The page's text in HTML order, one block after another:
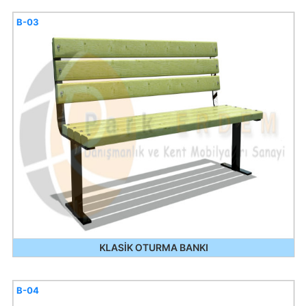
KLASİK OTURMA BANKI
B-03
B-04